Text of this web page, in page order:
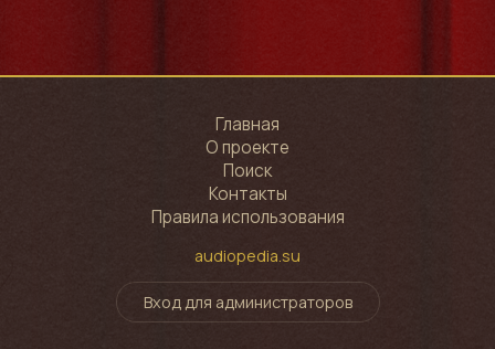
Главная
О проекте
Поиск
Контакты
Правила использования
audiopedia.su
Вход для администраторов